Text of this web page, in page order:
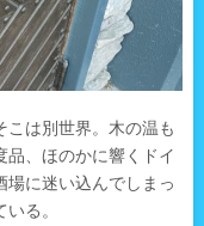
こは別世界。木の温も
品、ほのかに響くドイ
場に迷い込んでしまっ
る。